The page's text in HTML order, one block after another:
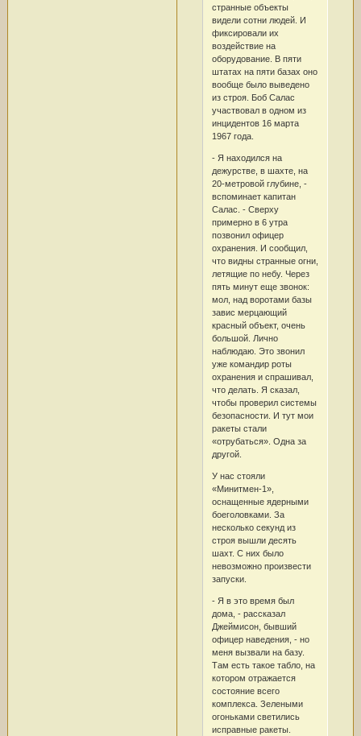
странные объекты
видели сотни людей. И
фиксировали их
воздействие на
оборудование. В пяти
штатах на пяти базах оно
вообще было выведено
из строя. Боб Салас
участвовал в одном из
инцидентов 16 марта
1967 года.
- Я находился на
дежурстве, в шахте, на
20-метровой глубине, -
вспоминает капитан
Салас. - Сверху
примерно в 6 утра
позвонил офицер
охранения. И сообщил,
что видны странные огни,
летящие по небу. Через
пять минут еще звонок:
мол, над воротами базы
завис мерцающий
красный объект, очень
большой. Лично
наблюдаю. Это звонил
уже командир роты
охранения и спрашивал,
что делать. Я сказал,
чтобы проверил системы
безопасности. И тут мои
ракеты стали
«отрубаться». Одна за
другой.
У нас стояли
«Минитмен-1»,
оснащенные ядерными
боеголовками. За
несколько секунд из
строя вышли десять
шахт. С них было
невозможно произвести
запуски.
- Я в это время был
дома, - рассказал
Джеймисон, бывший
офицер наведения, - но
меня вызвали на базу.
Там есть такое табло, на
котором отражается
состояние всего
комплекса. Зелеными
огоньками светились
исправные ракеты.